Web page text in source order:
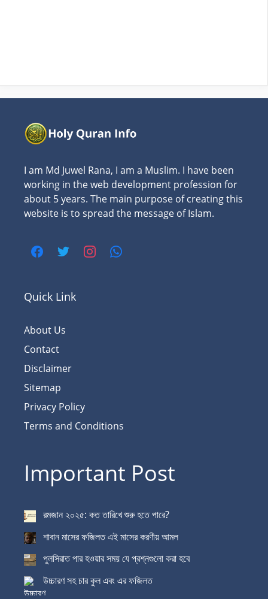
I am Md Juwel Rana, I am a Muslim. I have been
working in the web development profession for
about 5 years. The main purpose of creating this
website is to spread the message of Islam.
Quick Link
About Us
Contact
Disclaimer
Sitemap
Privacy Policy
Terms and Conditions
Important Post
রমজান ২০২৫: কত তারিখে শুরু হতে পারে?
শাবান মাসের ফজিলত এই মাসের করণীয় আমল
পুলসিরাত পার হওয়ার সময় যে প্রশ্নগুলো করা হবে
উচ্চারণ সহ চার কুল এবং এর ফজিলত